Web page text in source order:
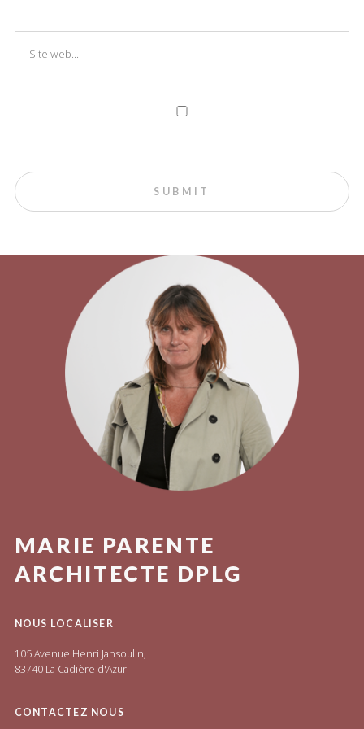
MARIE PARENTE
ARCHITECTE DPLG
NOUS LOCALISER
105 Avenue Henri Jansoulin,
83740 La Cadière d'Azur
CONTACTEZ NOUS